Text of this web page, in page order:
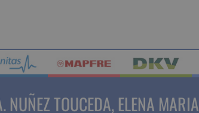
NUÑEZ TOUCEDA, ELENA MARIA